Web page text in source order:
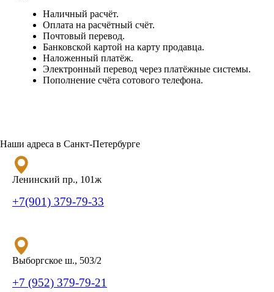
Наличный расчёт.
Оплата на расчётный счёт.
Почтовый перевод.
Банковской картой на карту продавца.
Наложенный платёж.
Электронный перевод через платёжные системы.
Пополнение счёта сотового телефона.
Наши адреса в Санкт-Петербурге
Ленинский пр., 101ж
+7(901) 379-79-33
Выборгское ш., 503/2
+7 (952) 379-79-21